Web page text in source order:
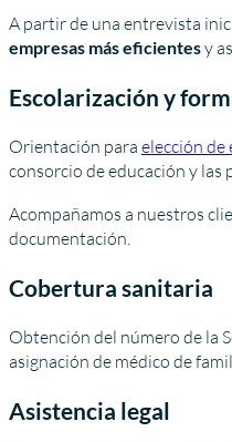
A partir de una entrevista
empresas más eficientesy
Escolarización y
Orientación para elección
consorcio de educación y las
Acompañamos a nuestros
documentación.
Cobertura sanitaria
Obtención del número de la
asignación de médico de
Asistencia legal